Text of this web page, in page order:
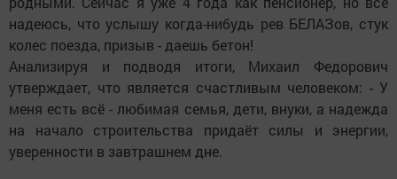
надеюсь, что услышу когда-нибудь рев БЕЛАЗов, стук
колес поезда, призыв - даешь бетон!
Анализируя и подводя итоги, Михаил Федорович
утверждает, что является счастливым человеком: - У
меня есть всё - любимая семья, дети, внуки, а надежда
на начало строительства придаёт силы и энергии,
уверенности в завтрашнем дне.